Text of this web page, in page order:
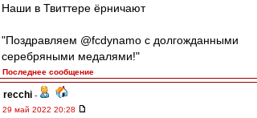
Наши в Твиттере ёрничают
"Поздравляем @fcdynamo с долгожданными
серебряными медалями!"
Последнее сообщение
recchi -
29 май 2022 20:28